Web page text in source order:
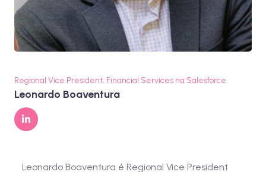
Regional Vice President, Financial Services na Salesforce
Leonardo Boaventura
Leonardo Boaventura é Regional Vice President